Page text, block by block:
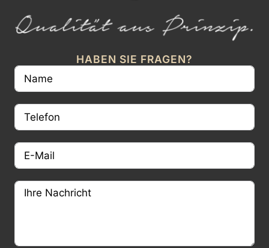
HABEN SIE FRAGEN?